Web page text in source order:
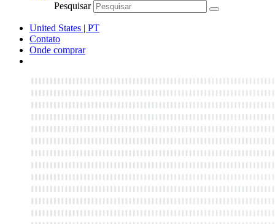
Pesquisar
United States | PT
Contato
Onde comprar